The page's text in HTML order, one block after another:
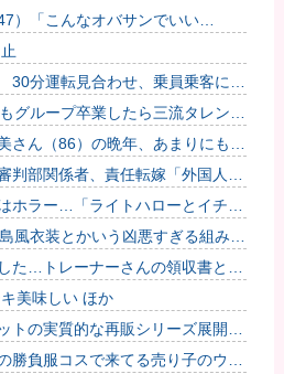
）「こんなオバサンでいい
30分運転見合わせ、乗員乗客にけ
グループ卒業したら三流タレント
さん（86）の晩年、あまりにも闇
判部関係者、責任転嫁「外国人審
んだ」
ホラー…「ライトハローとイチャ
風衣装とかいう凶悪すぎる組み合
」た…トレーナーさんの領収書と給
美味しい ほか
トの実質的な再販シリーズ展開止
勝負服コスで来てる売り子のウマ